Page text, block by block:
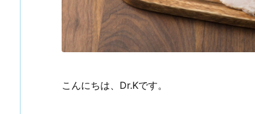
こんにちは、Dr.Kです。